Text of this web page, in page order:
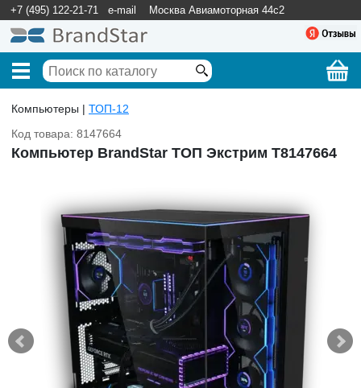
+7 (495) 122-21-71 e-mail Москва Авиамоторная 44с2
Компьютеры | ТОП-12
Код товара: 8147664
Компьютер BrandStar ТОП Экстрим T8147664